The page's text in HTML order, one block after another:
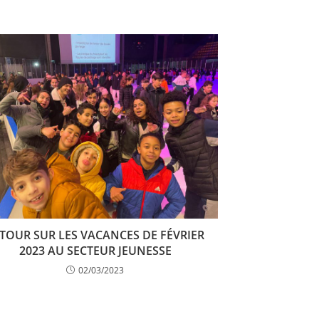
SUR LES VACANCES DE FÉVRIER
2023 AU SECTEUR JEUNESSE
02/03/2023